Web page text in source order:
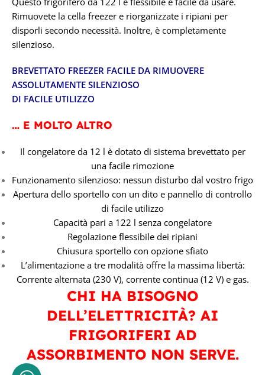
Rimuovete la cella freezer e riorganizzate i ripiani per
disporli secondo necessità. Inoltre, è completamente
silenzioso.
BREVETTATO FREEZER FACILE DA RIMUOVERE
ASSOLUTAMENTE SILENZIOSO
DI FACILE UTILIZZO
… E MOLTO ALTRO
Il congelatore da 12 l è dotato di sistema brevettato per
una facile rimozione
Funzionamento silenzioso: nessun disturbo dal vostro frigo
Apertura dello sportello con un dito e pannello di controllo
di facile utilizzo
Capacità pari a 122 l senza congelatore
Regolazione flessibile dei ripiani
Chiusura sportello con opzione sfiato
L’alimentazione a tre modalità offre la massima libertà:
Corrente alternata (230 V), corrente continua (12 V) e gas.
CHI HA BISOGNO
DELL’ELETTRICITÀ? AI
FRIGORIFERI AD
ASSORBIMENTO NON SERVE.